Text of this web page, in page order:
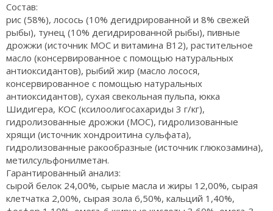
Состав:
рис (58%), лосось (10% дегидрированной и 8% свежей
рыбы), тунец (10% дегидрированной рыбы), пивные
дрожжи (источник МОС и витамина B12), растительное
масло (консервированное с помощью натуральных
антиоксидантов), рыбий жир (масло лосося,
консервированное с помощью натуральных
антиоксидантов), сухая свекольная пульпа, юкка
Шидигера, КОС (ксилоолигосахариды 3 г/кг),
гидролизованные дрожжи (МОС), гидролизованные
хрящи (источник хондроитина сульфата),
гидролизованные ракообразные (источник глюкозамина),
метилсульфонилметан.
Гарантированный анализ:
сырой белок 24,00%, сырые масла и жиры 12,00%, сырая
клетчатка 2,00%, сырая зола 6,50%, кальций 1,40%,